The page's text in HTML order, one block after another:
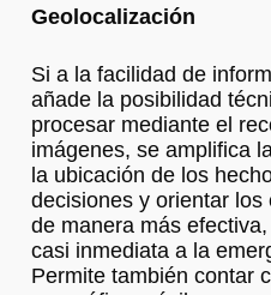
Geolocalización
Si a la facilidad de
añade la posibilidad
procesar mediante el
imágenes, se amplifica
la ubicación de los
decisiones y orientar los
de manera más
casi inmediata a la
Permite también contar